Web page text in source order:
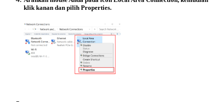
klik kanan dan pilih Properties.